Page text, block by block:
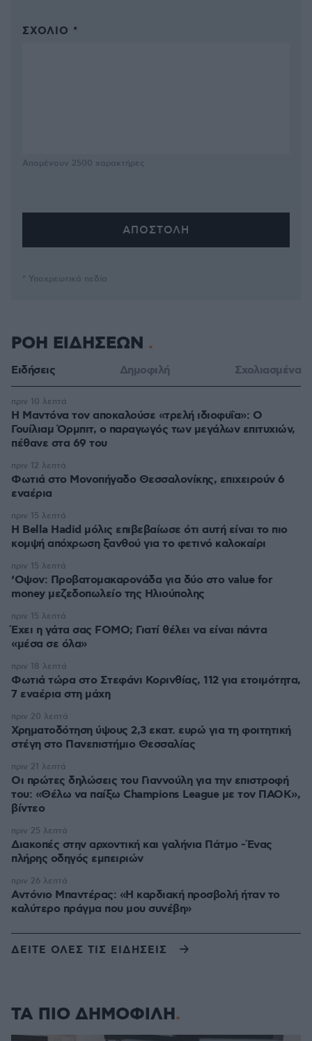
ΣΧΌΛΙΟ *
Απομένουν 2500 χαρακτήρες
* Υποχρεωτικά πεδία
ΡΟΗ ΕΙΔΗΣΕΩΝ
Ειδήσεις Δημοφιλή Σχολιασμένα
Η Μαντόνα τον αποκαλούσε «τρελή ιδιοφυΐα»: Ο
Γουίλιαμ Όρμπιτ, ο παραγωγός των μεγάλων επιτυχιών,
πέθανε στα 69 του
πριν 10 λεπτά
Φωτιά στο Μονοπήγαδο Θεσσαλονίκης, επιχειρούν 6
εναέρια
πριν 12 λεπτά
Η Bella Hadid μόλις επιβεβαίωσε ότι αυτή είναι το πιο
κομψή απόχρωση ξανθού για το φετινό καλοκαίρι
πριν 15 λεπτά
‘Οψον: Προβατομακαρονάδα για δύο στο value for
money μεζεδοπωλείο της Ηλιούπολης
πριν 15 λεπτά
Έχει η γάτα σας FOMO; Γιατί θέλει να είναι πάντα
«μέσα σε όλα»
πριν 15 λεπτά
Φωτιά τώρα στο Στεφάνι Κορινθίας, 112 για ετοιμότητα,
7 εναέρια στη μάχη
πριν 18 λεπτά
Χρηματοδότηση ύψους 2,3 εκατ. ευρώ για τη φοιτητική
στέγη στο Πανεπιστήμιο Θεσσαλίας
πριν 20 λεπτά
Οι πρώτες δηλώσεις του Γιαννούλη για την επιστροφή
του: «Θέλω να παίξω Champions League με τον ΠΑΟΚ»,
βίντεο
πριν 21 λεπτά
Διακοπές στην αρχοντική και γαλήνια Πάτμο -Ένας
πλήρης οδηγός εμπειριών
πριν 25 λεπτά
Αντόνιο Μπαντέρας: «Η καρδιακή προσβολή ήταν το
καλύτερο πράγμα που μου συνέβη»
πριν 26 λεπτά
ΔΕΙΤΕ ΟΛΕΣ ΤΙΣ ΕΙΔΗΣΕΙΣ
ΤΑ ΠΙΟ ΔΗΜΟΦΙΛΗ